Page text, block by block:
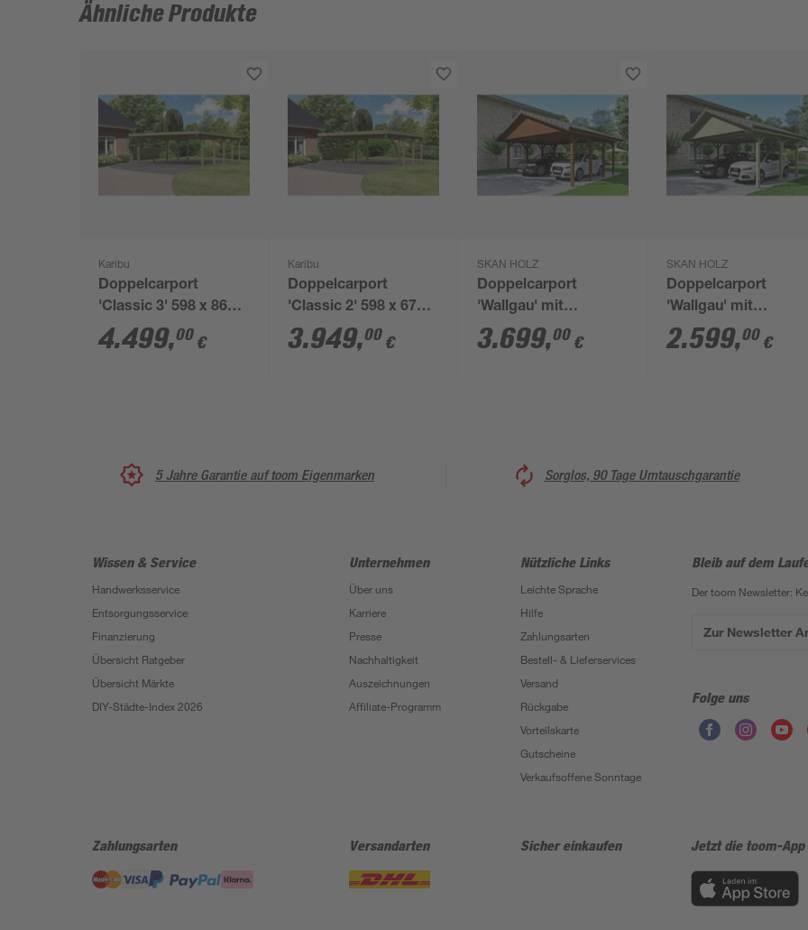
Ähnliche Produkte
Karibu
Doppelcarport
'Classic 3' 598 x 860
cm Kiefer KDI Stahl-
Dach
4.499,00 €
Karibu
Doppelcarport
'Classic 2' 598 x 670
cm Kiefer KDI Stahl-
Dach, mit zwei
3.949,00 €
SKAN HOLZ
Doppelcarport
'Wallgau' mit
Dachlattung 620 x 600
cm nussbaum
3.699,00 €
SKAN HOLZ
Doppelcarport
'Wallgau' mit
Dachlattung 620 x
cm natur
2.599,00 €
5 Jahre Garantie auf toom Eigenmarken Sorglos, 90 Tage Umtauschgarantie
Wissen & Service
Handwerksservice
Entsorgungsservice
Finanzierung
Übersicht Ratgeber
Übersicht Märkte
DIY-Städte-Index 2026
Unternehmen
Über uns
Karriere
Presse
Nachhaltigkeit
Auszeichnungen
Affiliate-Programm
Nützliche Links
Leichte Sprache
Hilfe
Zahlungsarten
Bestell- & Lieferservices
Versand
Rückgabe
Vorteilskarte
Gutscheine
Verkaufsoffene Sonntage
Bleib auf dem
Der toom Newsletter:
Zur Newsletter
Folge uns
Zahlungsarten Versandarten Sicher einkaufen Jetzt die toom-